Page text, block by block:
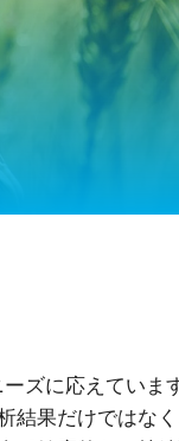
ズに応えていま
結果だけではな